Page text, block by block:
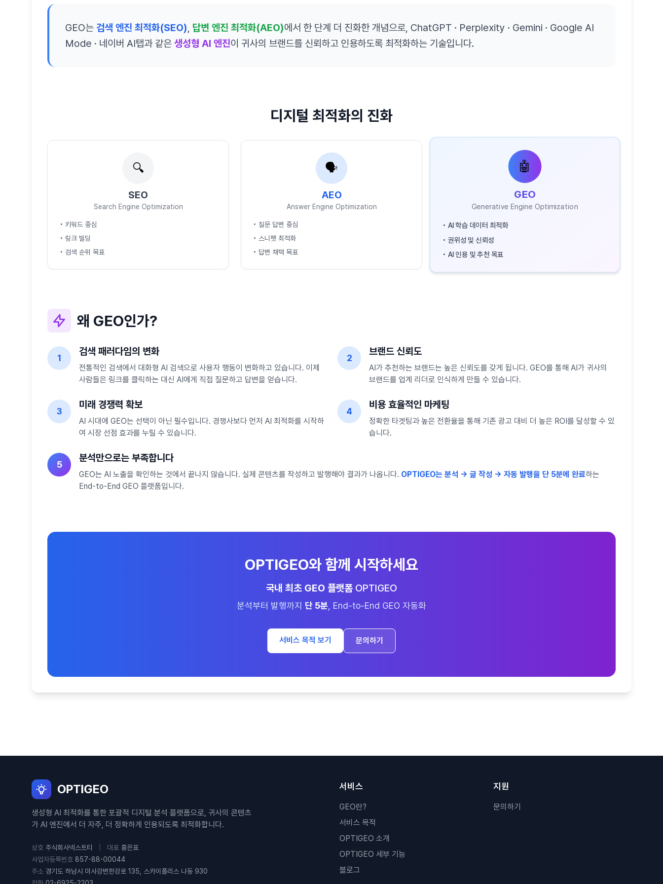
GEO는 검색 엔진 최적화(SEO), 답변 엔진 최적화(AEO)에서 한 단계 더 진화한 개념으로, ChatGPT · Perplexity · Gemini · Google AI
Mode · 네이버 AI탭과 같은 생성형 AI 엔진이 귀사의 브랜드를 신뢰하고 인용하도록 최적화하는 기술입니다.
디지털 최적화의 진화
🔍
SEO
Search Engine Optimization
• 키워드 중심
• 링크 빌딩
• 검색 순위 목표
🗣️
AEO
Answer Engine Optimization
• 질문 답변 중심
• 스니펫 최적화
• 답변 채택 목표
🤖
GEO
Generative Engine Optimization
• AI 학습 데이터 최적화
• 권위성 및 신뢰성
• AI 인용 및 추천 목표
왜 GEO인가?
1
검색 패러다임의 변화
전통적인 검색에서 대화형 AI 검색으로 사용자 행동이 변화하고 있습니다. 이제
사람들은 링크를 클릭하는 대신 AI에게 직접 질문하고 답변을 얻습니다.
2
브랜드 신뢰도
AI가 추천하는 브랜드는 높은 신뢰도를 갖게 됩니다. GEO를 통해 AI가 귀사의
브랜드를 업계 리더로 인식하게 만들 수 있습니다.
3
미래 경쟁력 확보
AI 시대에 GEO는 선택이 아닌 필수입니다. 경쟁사보다 먼저 AI 최적화를 시작하
여 시장 선점 효과를 누릴 수 있습니다.
4
비용 효율적인 마케팅
정확한 타겟팅과 높은 전환율을 통해 기존 광고 대비 더 높은 ROI를 달성할 수 있
습니다.
5
분석만으로는 부족합니다
GEO는 AI 노출을 확인하는 것에서 끝나지 않습니다. 실제 콘텐츠를 작성하고 발행해야 결과가 나옵니다. OPTIGEO는 분석 → 글 작성 → 자동 발행을 단 5분에 완료하는
End-to-End GEO 플랫폼입니다.
OPTIGEO와 함께 시작하세요
국내 최초 GEO 플랫폼 OPTIGEO
분석부터 발행까지 단 5분 , End-to-End GEO 자동화
서비스 목적 보기 문의하기
OPTIGEO
생성형 AI 최적화를 통한 포괄적 디지털 분석 플랫폼으로, 귀사의 콘텐츠
가 AI 엔진에서 더 자주, 더 정확하게 인용되도록 최적화합니다.
상호 주식회사넥스트티 대표 홍은표
사업자등록번호 857-88-00044
주소 경기도 하남시 미사강변한강로 135, 스카이폴리스 나동 930
서비스
GEO란?
서비스 목적
OPTIGEO 소개
OPTIGEO 세부 기능
블로그
지원
문의하기